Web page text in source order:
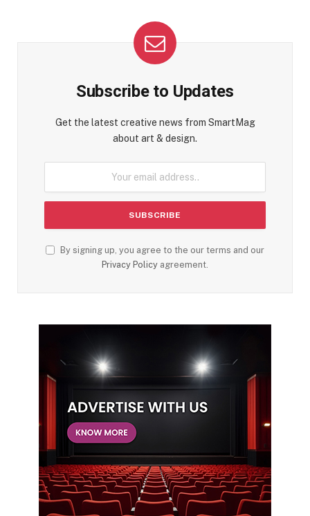
Subscribe to Updates
Get the latest creative news from SmartMag
about art & design.
By signing up, you agree to the our terms and our
Privacy Policy agreement.